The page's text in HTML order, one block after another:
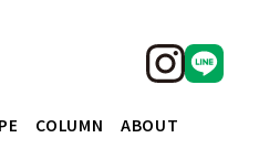
COLUMN
ABOUT